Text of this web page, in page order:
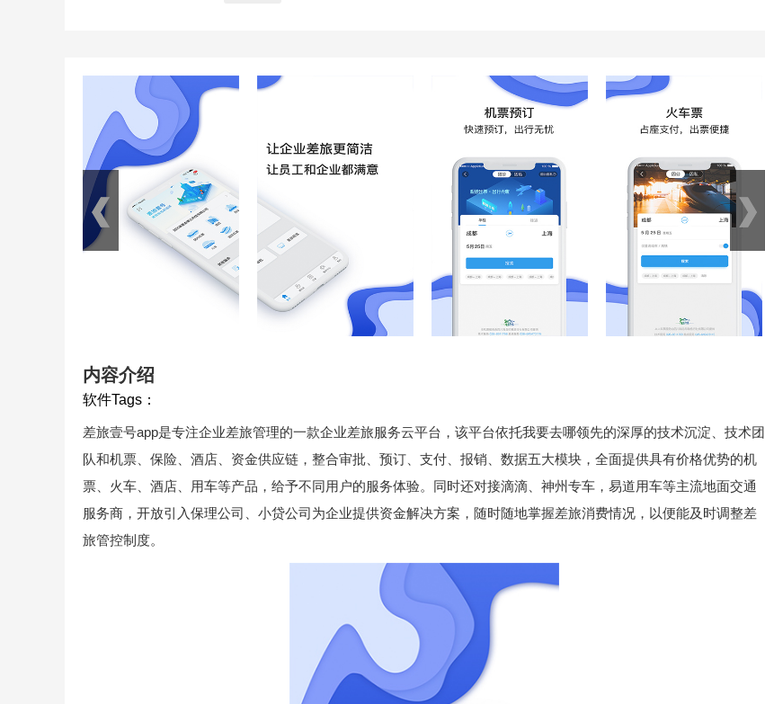
内容介绍
软件Tags：
差旅壹号app是专注企业差旅管理的一款企业差旅服务云平台，该平台依托我要去哪领先的深厚的技术沉淀、技术团
队和机票、保险、酒店、资金供应链，整合审批、预订、支付、报销、数据五大模块，全面提供具有价格优势的机
票、火车、酒店、用车等产品，给予不同用户的服务体验。同时还对接滴滴、神州专车，易道用车等主流地面交通
服务商，开放引入保理公司、小贷公司为企业提供资金解决方案，随时随地掌握差旅消费情况，以便能及时调整差
旅管控制度。